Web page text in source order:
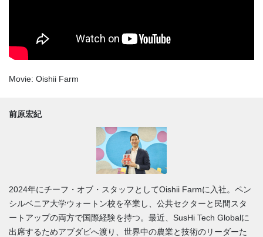
Movie: Oishii Farm
前原宏紀
2024年にチーフ・オブ・スタッフとしてOishii Farmに入社。ペン
シルベニア大学ウォートン校を卒業し、公共セクターと民間スタ
ートアップの両方で国際経験を持つ。最近、SusHi Tech Globalに
出席するためアブダビへ渡り、世界中の農業と技術のリーダーた